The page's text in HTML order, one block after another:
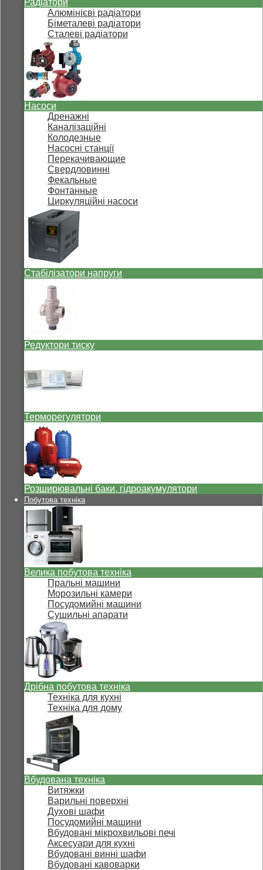
Радіатори
Алюмінієві радіатори
Біметалеві радіатори
Сталеві радіатори
Насоси
Дренажні
Каналізаційні
Колодезные
Насосні станції
Перекачивающие
Свердловинні
Фекальные
Фонтанные
Циркуляційні насоси
Стабілізатори напруги
Редуктори тиску
Терморегулятори
Розширювальні баки, гідроакумулятори
Побутова техніка
Велика побутова техніка
Пральні машини
Морозильні камери
Посудомийні машини
Сушильні апарати
Дрібна побутова техніка
Техніка для кухні
Техніка для дому
Вбудована техніка
Витяжки
Варильні поверхні
Духові шафи
Посудомийні машини
Вбудовані мікрохвильові печі
Аксесуари для кухні
Вбудовані винні шафи
Вбудовані кавоварки